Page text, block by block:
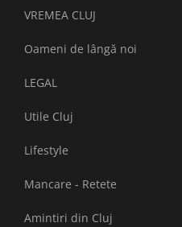
VREMEA CLUJ
Oameni de lângă noi
LEGAL
Utile Cluj
Lifestyle
Mancare - Retete
Amintiri din Cluj